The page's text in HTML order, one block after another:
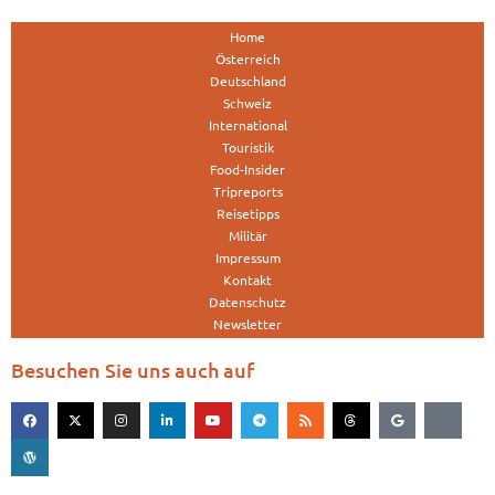
Home
Österreich
Deutschland
Schweiz
International
Touristik
Food-Insider
Tripreports
Reisetipps
Militär
Impressum
Kontakt
Datenschutz
Newsletter
Besuchen Sie uns auch auf